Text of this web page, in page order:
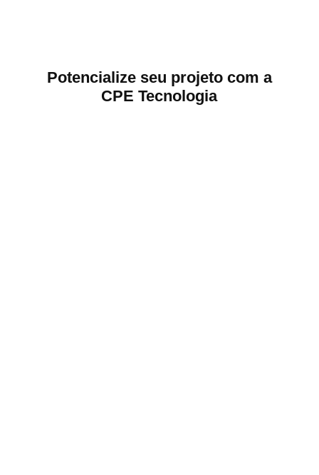
Potencialize seu projeto com a
CPE Tecnologia